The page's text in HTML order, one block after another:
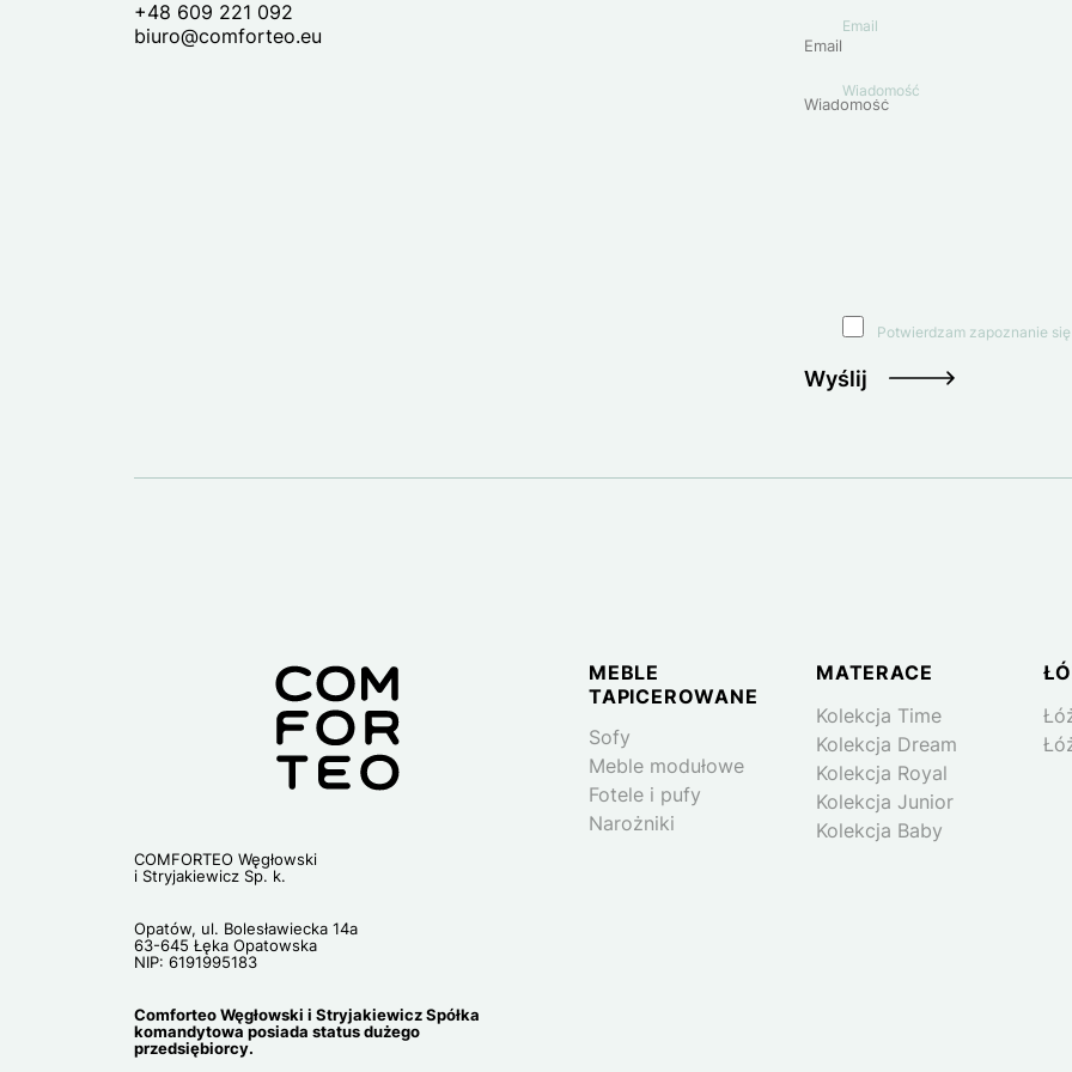
+48 609 221 092
biuro@comforteo.eu
Email
Wiadomość
Potwierdzam zapoznanie
Wyślij
COMFORTEO Węgłowski
i Stryjakiewicz Sp. k.
Opatów, ul. Bolesławiecka 14a
63-645 Łęka Opatowska
NIP: 6191995183
Comforteo Węgłowski i Stryjakiewicz Spółka
komandytowa posiada status dużego
przedsiębiorcy.
MEBLE
TAPICEROWANE
Sofy
Meble modułowe
Fotele i pufy
Narożniki
MATERACE
Kolekcja Time
Kolekcja Dream
Kolekcja Royal
Kolekcja Junior
Kolekcja Baby